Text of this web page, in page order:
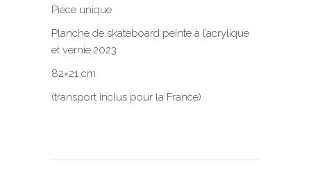
Pièce unique
Planche de skateboard peinte à l’acrylique
et vernie.2023
82×21 cm
(transport inclus pour la France)